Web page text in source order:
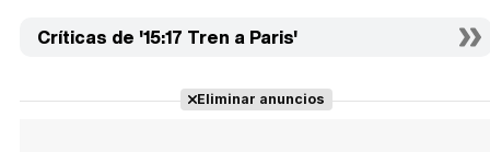
Críticas de '15:17 Tren a Paris'
Eliminar anuncios